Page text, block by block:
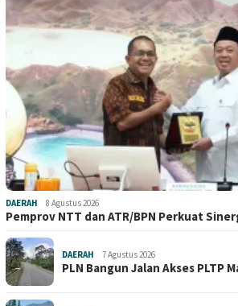
DAERAH 8 Agustus 2026
Pemprov NTT dan ATR/BPN Perkuat
DAERAH 7 Agustus 2026
PLN Bangun Jalan Akses PLTP